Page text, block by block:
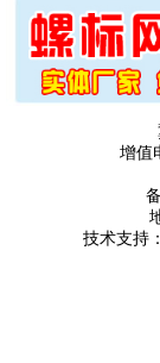
增值
技术支持